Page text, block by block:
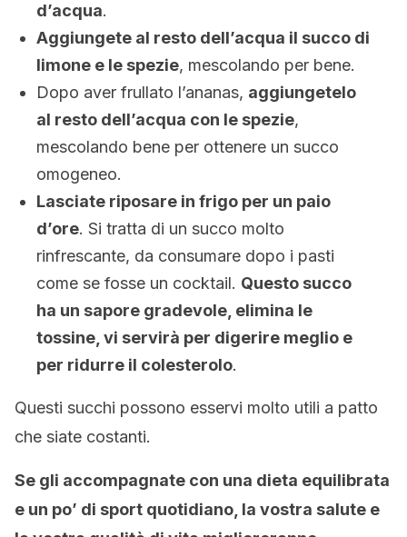
d’acqua.
Aggiungete al resto dell’acqua il succo di
limone e le spezie, mescolando per bene.
Dopo aver frullato l’ananas, aggiungetelo
al resto dell’acqua con le spezie,
mescolando bene per ottenere un succo
omogeneo.
Lasciate riposare in frigo per un paio
d’ore. Si tratta di un succo molto
rinfrescante, da consumare dopo i pasti
come se fosse un cocktail. Questo succo
ha un sapore gradevole, elimina le
tossine, vi servirà per digerire meglio e
per ridurre il colesterolo.
Questi succhi possono esservi molto utili a patto
che siate costanti.
Se gli accompagnate con una dieta equilibrata
e un po’ di sport quotidiano, la vostra salute e